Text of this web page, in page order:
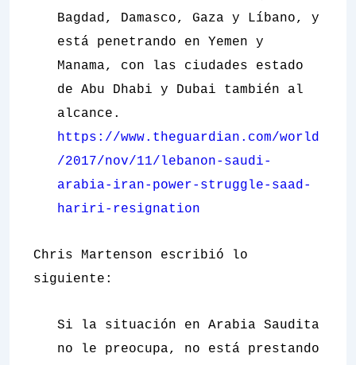
Bagdad, Damasco, Gaza y Líbano, y
está penetrando en Yemen y
Manama, con las ciudades estado
de Abu Dhabi y Dubai también al
alcance.
https://www.theguardian.com/world
/2017/nov/11/lebanon-saudi-
arabia-iran-power-struggle-saad-
hariri-resignation
Chris Martenson escribió lo
siguiente:
Si la situación en Arabia Saudita
no le preocupa, no está prestando